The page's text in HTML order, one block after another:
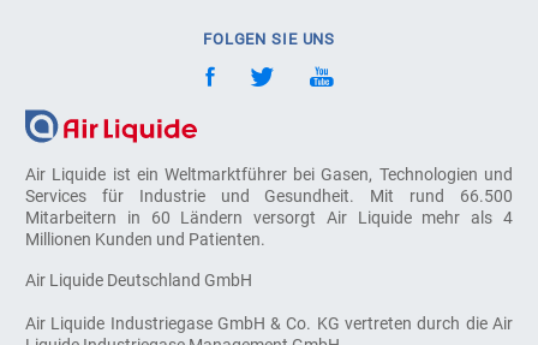
Air Liquide ist ein Weltmarktführer bei Gasen, Technologien und
Services für Industrie und Gesundheit. Mit rund 66.500
Mitarbeitern in 60 Ländern versorgt Air Liquide mehr als 4
Millionen Kunden und Patienten.
Air Liquide Deutschland GmbH
Air Liquide Industriegase GmbH & Co. KG vertreten durch die Air
FOLGEN SIE UNS